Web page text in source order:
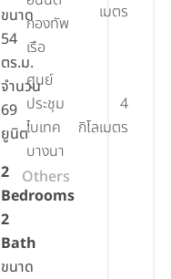
ขนาด
54
ตร.ม.
จำนวน
69
ยูนิต
2
Bedrooms
2
Bath
ขนาด
กองทัพ
เรือ
เมตร
ศูนย์
ประชุม
ไบเทค
บางนา
4
กิโลเมตร
Others